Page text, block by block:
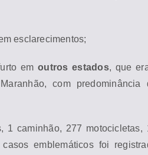
esclarecimentos;
emoutros estados, que
Maranhão, com predominância
1 caminhão, 277 motocicletas,
emblemáticos foi